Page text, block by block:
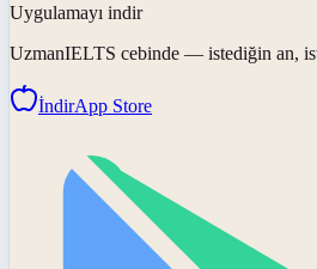
Uygulamayı indir
UzmanIELTS cebinde — istediğin an,
İndirApp Store